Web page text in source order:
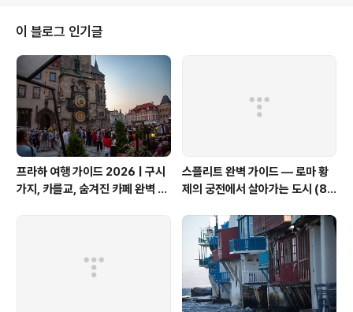
하겠다는 열정이 대단한 것도 아니었던 것 같아 더욱 기가
찬다. 그런 생각이 들 때마다 우리가 운이 좋았구나 하는 점
을 느낀다. 그동안 우리는 참 긴 세월을 서로를 지키고 위하
며 살아왔다. 그 긴세월 동안 힘든 적이 없던 것은 아니지만
그렇기에 더욱 가치가 있다. 이번 여행은 우리의 젊은 시절
을 되새기는 순..
이 블로그 인기글
프라하 여행 가이드 2026 | 구시
가지, 카를교, 숨겨진 카페 완벽 정
스플리트 완벽 가이드 — 로마 황
제의 궁전에서 살아가는 도시 (8